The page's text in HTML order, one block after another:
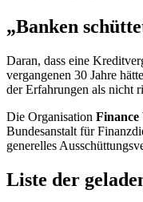
„Banken
Daran, dass eine
vergangenen 30 Jahre
der Erfahrungen als nicht
Die Organisation Finance
Bundesanstalt für
generelles
Liste der